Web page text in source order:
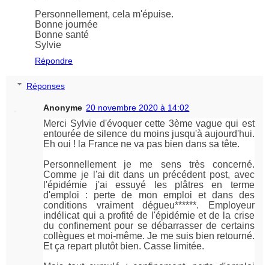
Personnellement, cela m'épuise.
Bonne journée
Bonne santé
Sylvie
Répondre
Réponses
Anonyme 20 novembre 2020 à 14:02
Merci Sylvie d'évoquer cette 3ème vague qui est
entourée de silence du moins jusqu'à aujourd'hui.
Eh oui ! la France ne va pas bien dans sa tête.
Personnellement je me sens très concerné.
Comme je l'ai dit dans un précédent post, avec
l'épidémie j'ai essuyé les plâtres en terme
d'emploi : perte de mon emploi et dans des
conditions vraiment dégueu******. Employeur
indélicat qui a profité de l'épidémie et de la crise
du confinement pour se débarrasser de certains
collègues et moi-même. Je me suis bien retourné.
Et ça repart plutôt bien. Casse limitée.